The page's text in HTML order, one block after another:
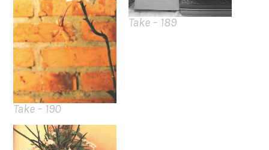
Take – 190
Take – 189